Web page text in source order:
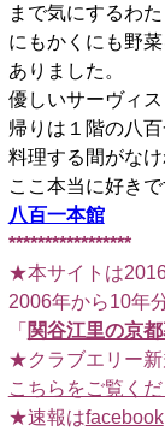
まで気にするわ
にもかくにも野
ありました。
優しいサーヴィ
帰りは１階の八
料理する間がなけ
ここ本当に好き
八百一本館
*****************
★本サイトは
2006年から10年
「 関谷江里の京
★クラブエリー新
こちらをご覧く
★速報はfacebook